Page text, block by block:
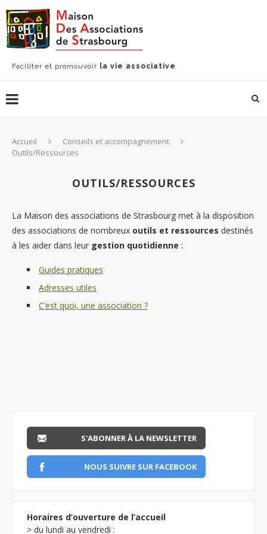
Faciliter et promouvoir la vie associative
Accueil
Conseils et accompagnement
Outils/Ressources
OUTILS/RESSOURCES
La Maison des associations de Strasbourg met à la disposition
des associations de nombreux outils et ressources destinés
à les aider dans leur gestion quotidienne :
Guides pratiques
Adresses utiles
C’est quoi, une association ?
S'ABONNER À LA NEWSLETTER
NOUS SUIVRE SUR FACEBOOK
Horaires d’ouverture de l’accueil
> du lundi au vendredi :